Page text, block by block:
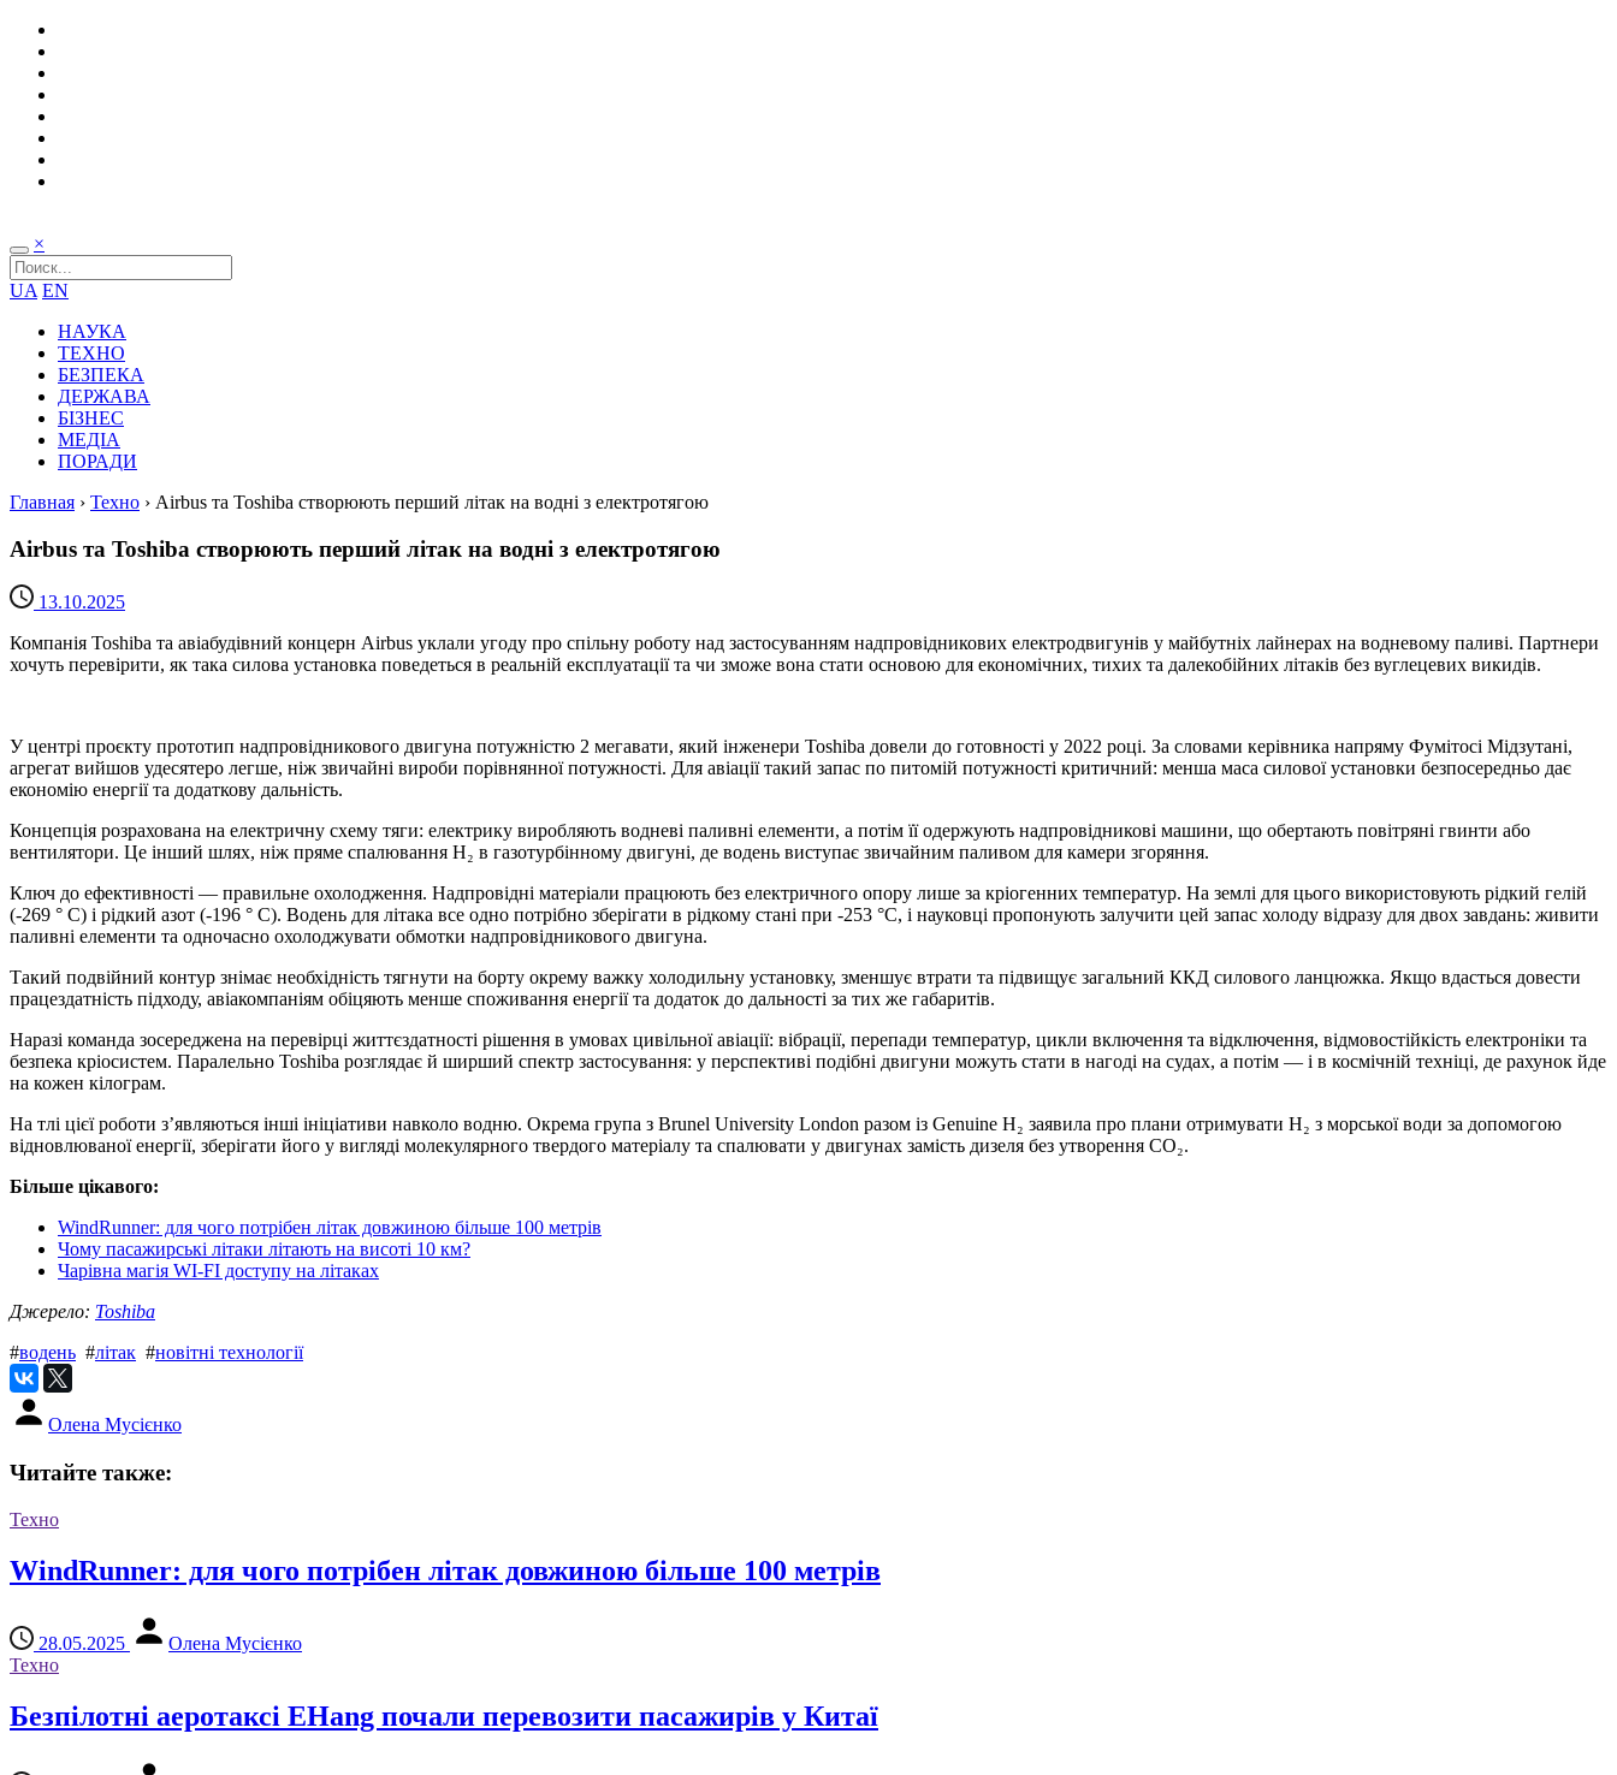
×
UA EN
НАУКА
ТЕХНО
БЕЗПЕКА
ДЕРЖАВА
БІЗНЕС
МЕДІА
ПОРАДИ
Главная › Техно › Airbus та Toshiba створюють перший літак на водні з електротягою
Airbus та Toshiba створюють перший літак на водні з електротягою
13.10.2025
Компанія Toshiba та авіабудівний концерн Airbus уклали угоду про спільну роботу над застосуванням надпровідникових електродвигунів у майбутніх лайнерах на водневому паливі. Партнери
хочуть перевірити, як така силова установка поведеться в реальній експлуатації та чи зможе вона стати основою для економічних, тихих та далекобійних літаків без вуглецевих викидів.
У центрі проєкту прототип надпровідникового двигуна потужністю 2 мегавати, який інженери Toshiba довели до готовності у 2022 році. За словами керівника напряму Фумітосі Мідзутані,
агрегат вийшов удесятеро легше, ніж звичайні вироби порівнянної потужності. Для авіації такий запас по питомій потужності критичний: менша маса силової установки безпосередньо дає
економію енергії та додаткову дальність.
Концепція розрахована на електричну схему тяги: електрику виробляють водневі паливні елементи, а потім її одержують надпровідникові машини, що обертають повітряні гвинти або
вентилятори. Це інший шлях, ніж пряме спалювання H₂ в газотурбінному двигуні, де водень виступає звичайним паливом для камери згоряння.
Ключ до ефективності — правильне охолодження. Надпровідні матеріали працюють без електричного опору лише за кріогенних температур. На землі для цього використовують рідкий гелій
(-269 ° C) і рідкий азот (-196 ° C). Водень для літака все одно потрібно зберігати в рідкому стані при -253 °C, і науковці пропонують залучити цей запас холоду відразу для двох завдань: живити
паливні елементи та одночасно охолоджувати обмотки надпровідникового двигуна.
Такий подвійний контур знімає необхідність тягнути на борту окрему важку холодильну установку, зменшує втрати та підвищує загальний ККД силового ланцюжка. Якщо вдасться довести
працездатність підходу, авіакомпаніям обіцяють менше споживання енергії та додаток до дальності за тих же габаритів.
Наразі команда зосереджена на перевірці життєздатності рішення в умовах цивільної авіації: вібрації, перепади температур, цикли включення та відключення, відмовостійкість електроніки та
безпека кріосистем. Паралельно Toshiba розглядає й ширший спектр застосування: у перспективі подібні двигуни можуть стати в нагоді на судах, а потім — і в космічній техніці, де рахунок йде
на кожен кілограм.
На тлі цієї роботи з’являються інші ініціативи навколо водню. Окрема група з Brunel University London разом із Genuine H₂ заявила про плани отримувати H₂ з морської води за допомогою
відновлюваної енергії, зберігати його у вигляді молекулярного твердого матеріалу та спалювати у двигунах замість дизеля без утворення CO₂.
Більше цікавого:
WindRunner: для чого потрібен літак довжиною більше 100 метрів
Чому пасажирські літаки літають на висоті 10 км?
Чарівна магія WI-FI доступу на літаках
Джерело: Toshiba
#водень #літак #новітні технології
Олена Мусієнко
Читайте также:
Техно
WindRunner: для чого потрібен літак довжиною більше 100 метрів
28.05.2025
Олена Мусієнко
Техно
Безпілотні аеротаксі EHang почали перевозити пасажирів у Китаї